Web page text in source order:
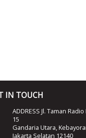
IN TOUCH
ADDRESS Jl. Taman
15
Gandaria Utara,
Jakarta Selatan 12140